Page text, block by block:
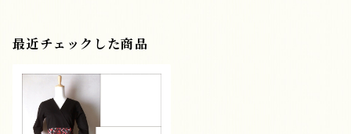
最近チェックした商品